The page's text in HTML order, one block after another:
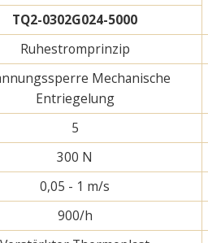
TQ2-0302G024-5000
Ruhestromprinzip
Mechanische
Entriegelung
5
300 N
0,05 - 1 m/s
900/h